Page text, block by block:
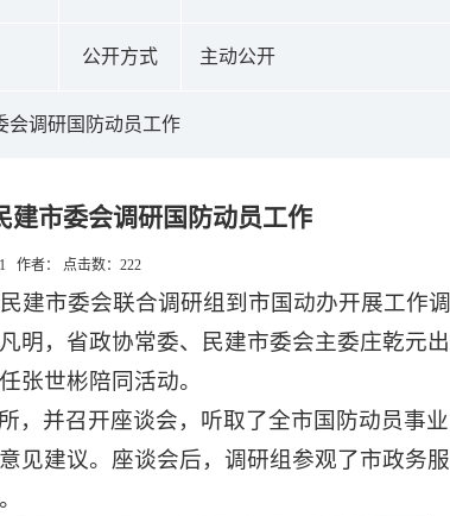
公开方式 主动公开
会调研国防动员工作
建市委会调研国防动员工作
作者： 点击数： 222
建市委会联合调研组到市国动办开展工作调
明，省政协常委、民建市委会主委庄乾元出
张世彬陪同活动。
，并召开座谈会，听取了全市国防动员事业
见建议。座谈会后，调研组参观了市政务服